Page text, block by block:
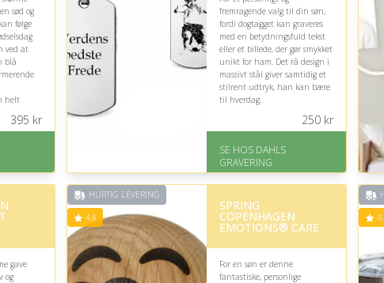
sød og
følge
ved at
blå
helt
395 kr
fremragende valg til din søn,
fordi dogtagget kan graveres
med en betydningsfuld tekst
eller et billede, der gør smykket
unikt for ham. Det rå design i
massivt stål giver samtidig et
stilrent udtryk, han kan bære
til hverdag.
Fremragende Trustpilot
rating på 4.8 ud af 5
250kr
SE HOS DAHLS
GRAVERING
gave
og
HURTIG LEVERING
4.8
SPRING
COPENHAGEN
EMOTIONS® CARE
For en søn er denne
fantastiske, personlige